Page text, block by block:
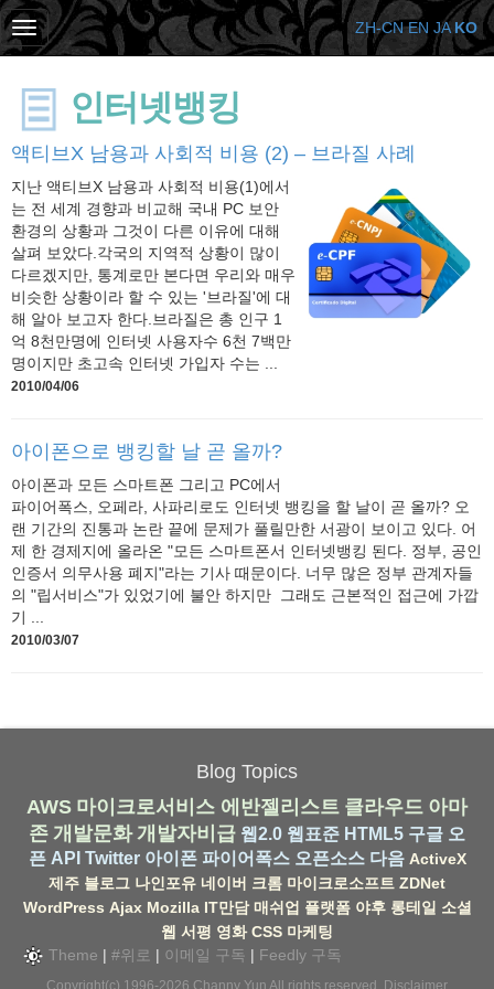
인터넷뱅킹
액티브X 남용과 사회적 비용 (2) – 브라질 사례
지난 액티브X 남용과 사회적 비용(1)에서
는 전 세계 경향과 비교해 국내 PC 보안
환경의 상황과 그것이 다른 이유에 대해
살펴 보았다.각국의 지역적 상황이 많이
다르겠지만, 통계로만 본다면 우리와 매우
비슷한 상황이라 할 수 있는 '브라질'에 대
해 알아 보고자 한다.브라질은 총 인구 1
억 8천만명에 인터넷 사용자수 6천 7백만
명이지만 초고속 인터넷 가입자 수는 ...
2010/04/06
아이폰으로 뱅킹할 날 곧 올까?
아이폰과 모든 스마트폰 그리고 PC에서
파이어폭스, 오페라, 사파리로도 인터넷 뱅킹을 할 날이 곧 올까? 오
랜 기간의 진통과 논란 끝에 문제가 풀릴만한 서광이 보이고 있다. 어
제 한 경제지에 올라온 "모든 스마트폰서 인터넷뱅킹 된다. 정부, 공인
인증서 의무사용 폐지"라는 기사 때문이다. 너무 많은 정부 관계자들
의 "립서비스"가 있었기에 불안 하지만 그래도 근본적인 접근에 가깝
기 ...
2010/03/07
Blog Topics
AWS 마이크로서비스 에반젤리스트 클라우드 아마
존 개발문화 개발자비급 웹2.0 웹표준 HTML5 구글 오
픈 API Twitter 아이폰 파이어폭스 오픈소스 다음 ActiveX
제주 블로그 나인포유 네이버 크롬 마이크로소프트 ZDNet
WordPress Ajax Mozilla IT만담 매쉬업 플랫폼 야후 롱테일 소셜
웹 서평 영화 CSS 마케팅
Theme | #위로 | 이메일 구독 | Feedly 구독
Copyright(c) 1996-2026 Channy Yun All rights reserved. Disclaimer
ZH-CN EN JA KO